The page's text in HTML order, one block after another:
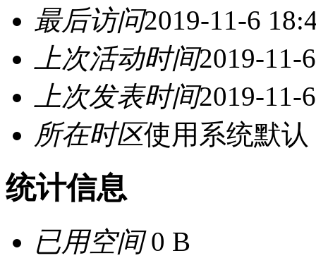
最后访问2019-11-6
上次活动时间2019-11-
上次发表时间2019-11-
所在时区使用系统默认
统计信息
已用空间0 B